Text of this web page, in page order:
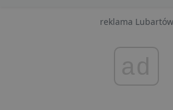
reklama Lubartów